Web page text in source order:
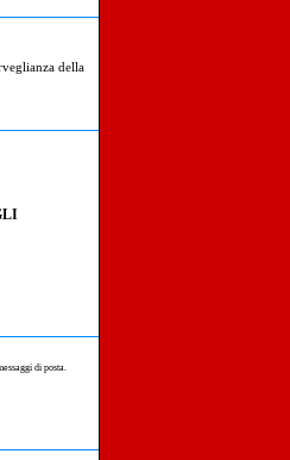
della
di posta.